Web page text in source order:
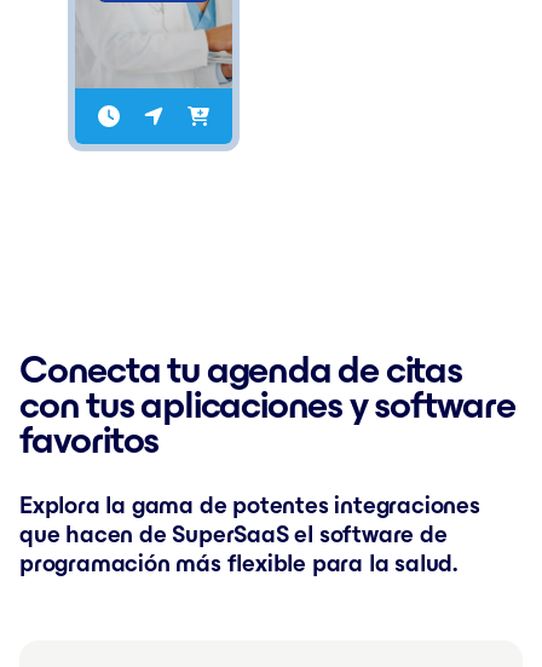
Conecta tu agenda de citas
con tus aplicaciones y software
favoritos
Explora la gama de potentes integraciones
que hacen de SuperSaaS el software de
programación más flexible para la salud.